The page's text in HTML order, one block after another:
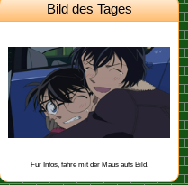
Bild des Tages
Dieses Bild stammt von der
Episode 674
.
Schon gewusst, dass Kogoro eine
Narbe an der Schulter hat, die er sich
angeblich bei einem Baseballspiel
geholt hat?
Für Infos, fahre mit der Maus aufs Bild.